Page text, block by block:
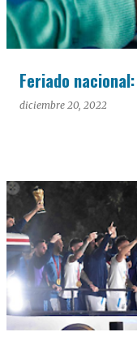
Feriado
diciembre 20, 2022